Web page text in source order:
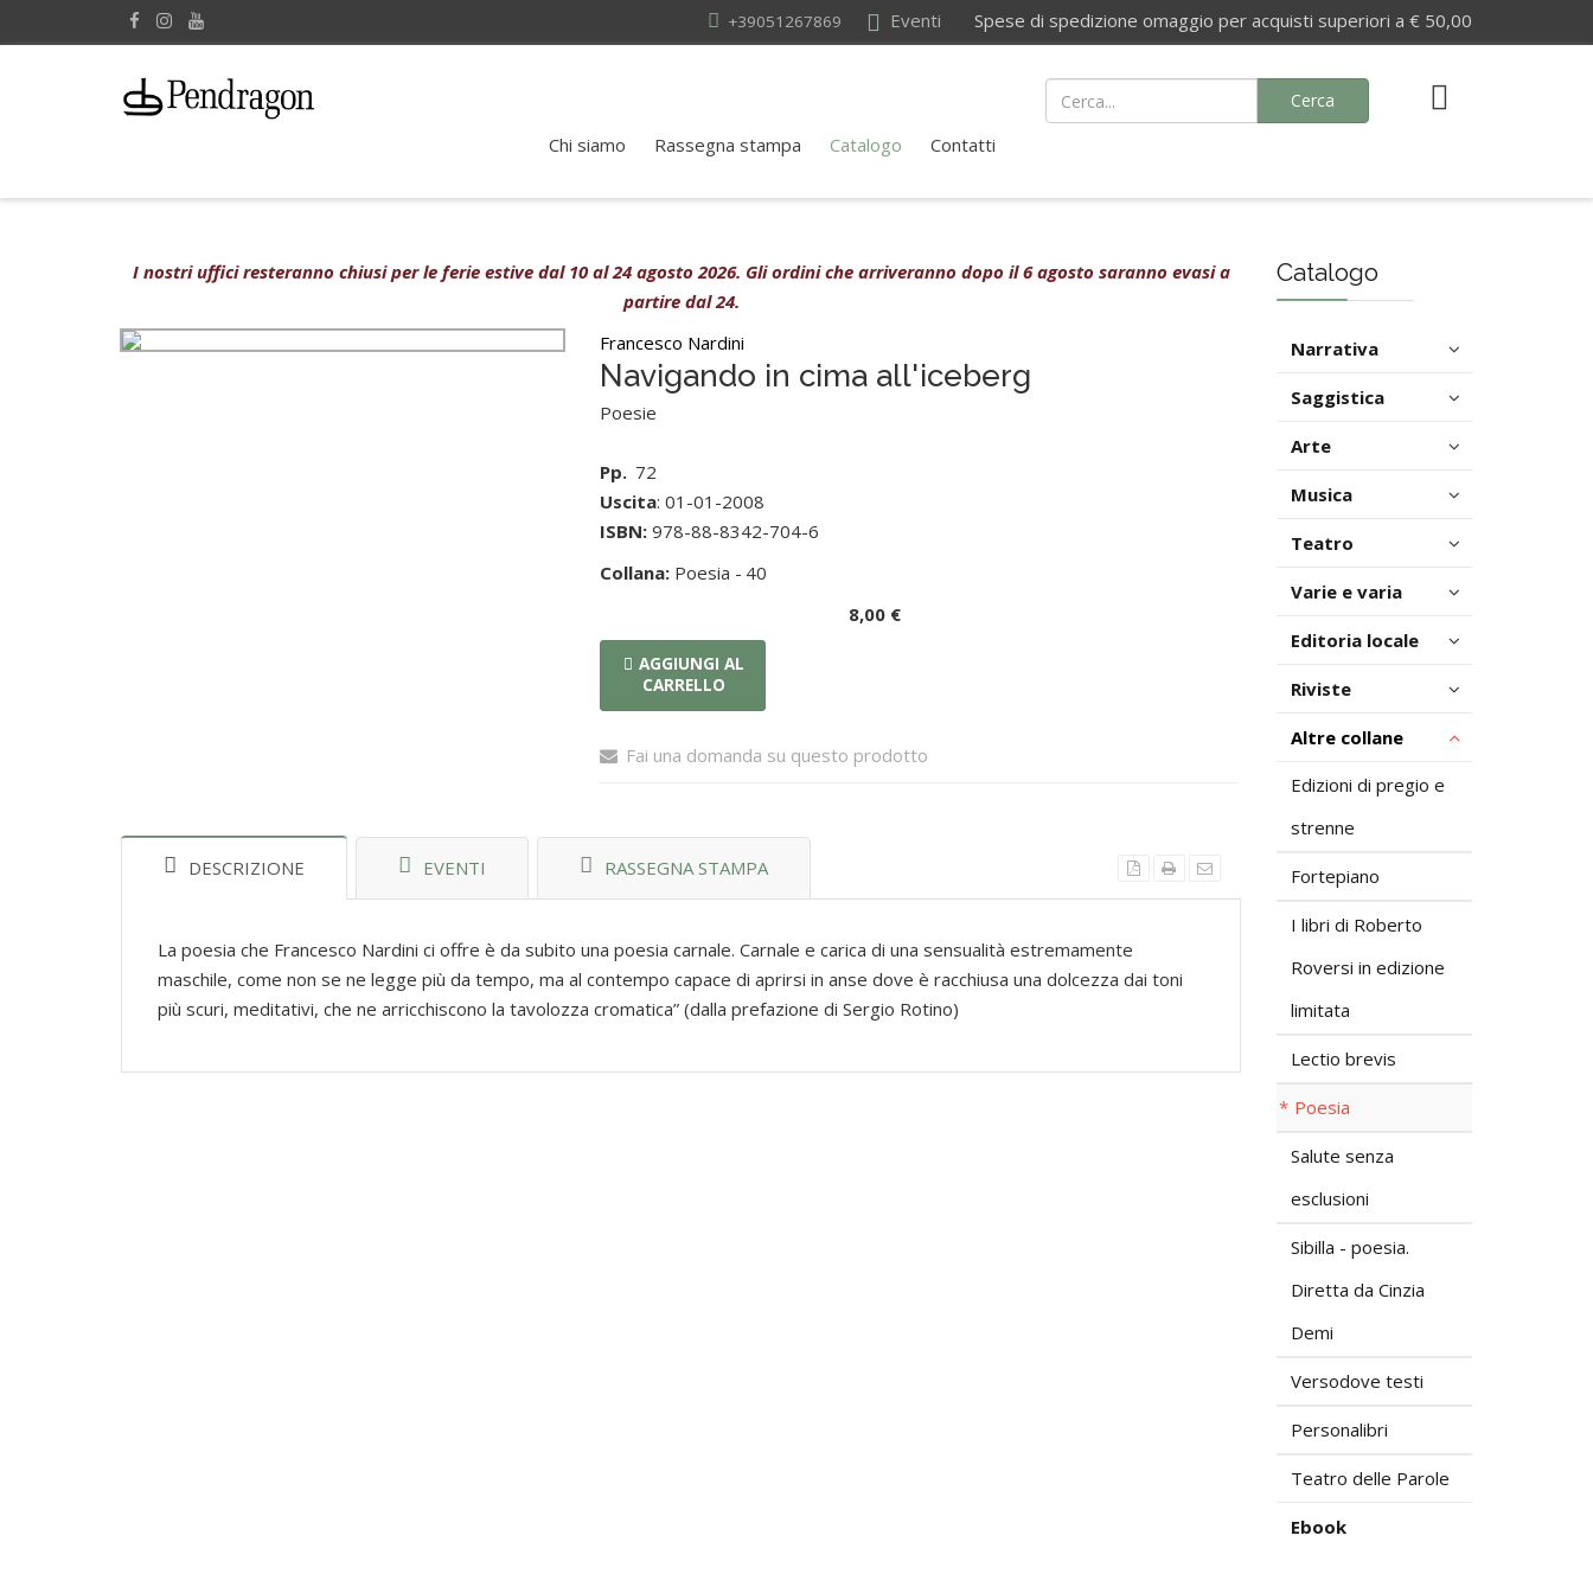
Eventi Spese di spedizione omaggio per acquisti superiori a € 50,00
+39051267869
Chi siamo Rassegna stampa Catalogo Contatti
Cerca
I nostri uffici resteranno chiusi per le ferie estive dal 10 al 24 agosto 2026. Gli ordini che arriveranno dopo il 6 agosto saranno evasi a
partire dal 24.
Francesco Nardini
Navigando in cima all'iceberg
Poesie
Pp. 72
Uscita: 01-01-2008
ISBN: 978-88-8342-704-6
Collana: Poesia - 40
8,00 €
AGGIUNGI AL
CARRELLO
Fai una domanda su questo prodotto
DESCRIZIONE EVENTI RASSEGNA STAMPA
La poesia che Francesco Nardini ci offre è da subito una poesia carnale. Carnale e carica di una sensualità estremamente
maschile, come non se ne legge più da tempo, ma al contempo capace di aprirsi in anse dove è racchiusa una dolcezza dai toni
più scuri, meditativi, che ne arricchiscono la tavolozza cromatica” (dalla prefazione di Sergio Rotino)
Catalogo
Narrativa
Saggistica
Arte
Musica
Teatro
Varie e varia
Editoria locale
Riviste
Altre collane
Edizioni di pregio e
strenne
Fortepiano
I libri di Roberto
Roversi in edizione
limitata
Lectio brevis
Poesia
Salute senza
esclusioni
Sibilla - poesia.
Diretta da Cinzia
Demi
Versodove testi
Personalibri
Teatro delle Parole
Ebook